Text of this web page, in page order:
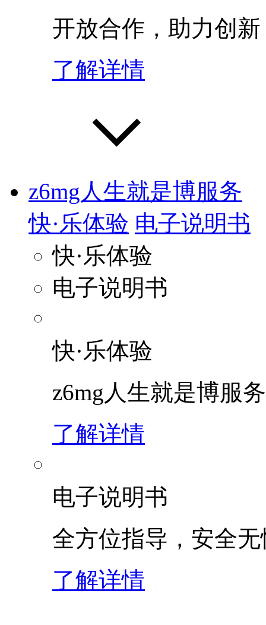
开放合作，助力创新
了解详情
z6mg人生就是博服务
快·乐体验 电子说明书
快·乐体验
电子说明书
快·乐体验
z6mg人生就是博服
了解详情
电子说明书
全方位指导，安全
了解详情